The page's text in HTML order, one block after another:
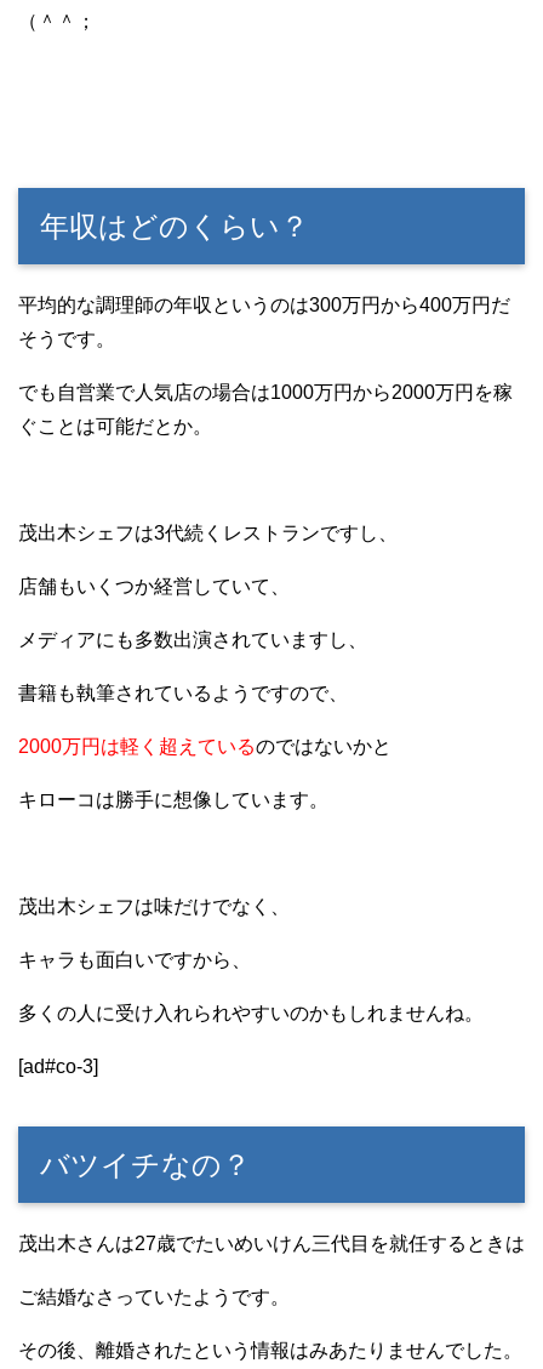
（＾＾；
年収はどのくらい？
平均的な調理師の年収というのは300万円から400万円だ
そうです。
でも自営業で人気店の場合は1000万円から2000万円を稼
ぐことは可能だとか。
茂出木シェフは3代続くレストランですし、
店舗もいくつか経営していて、
メディアにも多数出演されていますし、
書籍も執筆されているようですので、
2000万円は軽く超えているのではないかと
キローコは勝手に想像しています。
茂出木シェフは味だけでなく、
キャラも面白いですから、
多くの人に受け入れられやすいのかもしれませんね。
[ad#co-3]
バツイチなの？
茂出木さんは27歳でたいめいけん三代目を就任するときは
ご結婚なさっていたようです。
その後、離婚されたという情報はみあたりませんでした。